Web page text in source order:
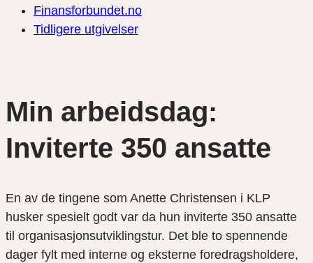
Finansforbundet.no
Tidligere utgivelser
Min arbeidsdag:
Inviterte 350 ansatte
En av de tingene som Anette Christensen i KLP
husker spesielt godt var da hun inviterte 350 ansatte
til organisasjonsutviklingstur. Det ble to spennende
dager fylt med interne og eksterne foredragsholdere,